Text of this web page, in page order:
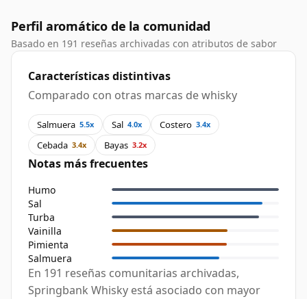
Perfil aromático de la comunidad
Basado en 191 reseñas archivadas con atributos de sabor
Características distintivas
Comparado con otras marcas de whisky
Salmuera 5.5x Sal 4.0x Costero 3.4x
Cebada 3.4x Bayas 3.2x
Notas más frecuentes
Humo
Sal
Turba
Vainilla
Pimienta
Salmuera
En 191 reseñas comunitarias archivadas,
Springbank Whisky está asociado con mayor